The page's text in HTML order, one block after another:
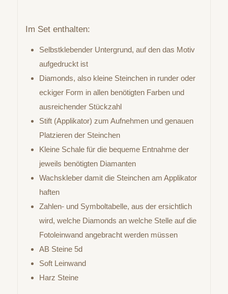
Im Set enthalten:
Selbstklebender Untergrund, auf den das Motiv
aufgedruckt ist
Diamonds, also kleine Steinchen in runder oder
eckiger Form in allen benötigten Farben und
ausreichender Stückzahl
Stift (Applikator) zum Aufnehmen und genauen
Platzieren der Steinchen
Kleine Schale für die bequeme Entnahme der
jeweils benötigten Diamanten
Wachskleber damit die Steinchen am Applikator
haften
Zahlen- und Symboltabelle, aus der ersichtlich
wird, welche Diamonds an welche Stelle auf die
Fotoleinwand angebracht werden müssen
AB Steine 5d
Soft Leinwand
Harz Steine